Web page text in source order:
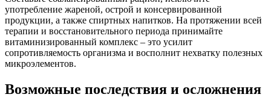
употребление жареной, острой и консервированной
продукции, а также спиртных напитков. На протяжении всей
терапии и восстановительного периода принимайте
витаминизированный комплекс – это усилит
сопротивляемость организма и восполнит нехватку полезных
микроэлементов.
Возможные последствия и осложнения